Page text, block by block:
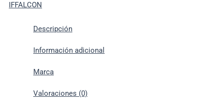
IFFALCON
Descripción
Información adicional
Marca
Valoraciones (0)